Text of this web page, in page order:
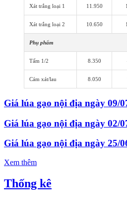
Xát trắng loại 1 11.950
Xát trắng loại 2 10.650
Phụ phẩm
Tấm 1/2 8.350
Cám xát/lau 8.050
Giá lúa gạo nội địa ngày 09/
Giá lúa gạo nội địa ngày 02/
Giá lúa gạo nội địa ngày 25/
Xem thêm
Thống kê